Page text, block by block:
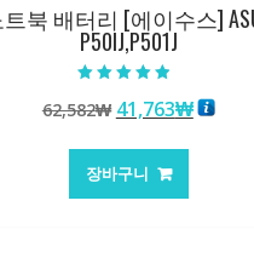
트북 배터리 [에이수스]
P50IJ,P501J
4.50
로 평가됨
62,582₩ 원
가
격:
41,763₩현
장바구니